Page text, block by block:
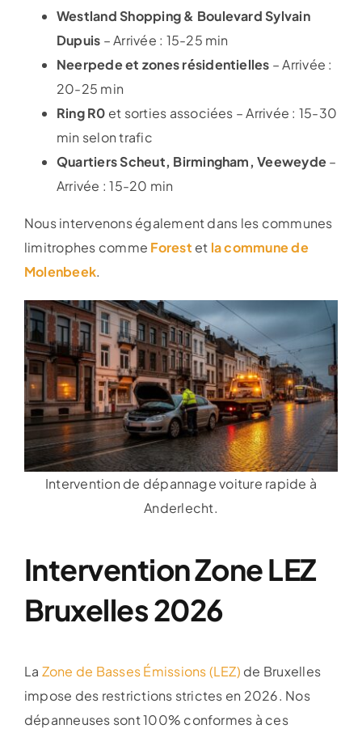
Westland Shopping & Boulevard Sylvain
Dupuis – Arrivée : 15-25 min
Neerpede et zones résidentielles – Arrivée :
20-25 min
Ring R0 et sorties associées – Arrivée : 15-30
min selon trafic
Quartiers Scheut, Birmingham, Veeweyde–
Arrivée : 15-20 min
Nous intervenons également dans les communes
limitrophes comme Forest et la commune de
Molenbeek.
Intervention de dépannage voiture rapide à
Anderlecht.
Intervention Zone LEZ
Bruxelles 2026
La Zone de Basses Émissions (LEZ) de Bruxelles
impose des restrictions strictes en 2026. Nos
dépanneuses sont 100% conformes à ces